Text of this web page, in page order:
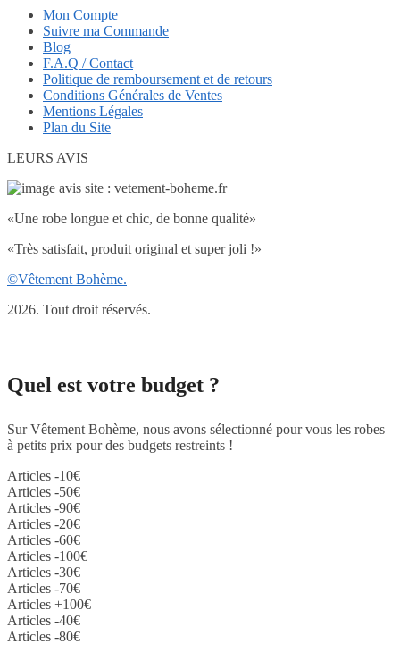
Mon Compte
Suivre ma Commande
Blog
F.A.Q / Contact
Politique de remboursement et de retours
Conditions Générales de Ventes
Mentions Légales
Plan du Site
LEURS AVIS
«Une robe longue et chic, de bonne qualité»
«Très satisfait, produit original et super joli !»
©Vêtement Bohème.
2026. Tout droit réservés.
Quel est votre budget ?
Sur Vêtement Bohème, nous avons sélectionné pour vous les robes
à petits prix pour des budgets restreints !
Articles -10€
Articles -50€
Articles -90€
Articles -20€
Articles -60€
Articles -100€
Articles -30€
Articles -70€
Articles +100€
Articles -40€
Articles -80€